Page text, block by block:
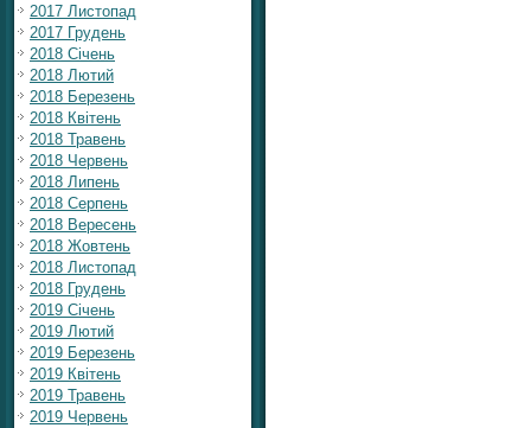
2017 Листопад
2017 Грудень
2018 Січень
2018 Лютий
2018 Березень
2018 Квітень
2018 Травень
2018 Червень
2018 Липень
2018 Серпень
2018 Вересень
2018 Жовтень
2018 Листопад
2018 Грудень
2019 Січень
2019 Лютий
2019 Березень
2019 Квітень
2019 Травень
2019 Червень